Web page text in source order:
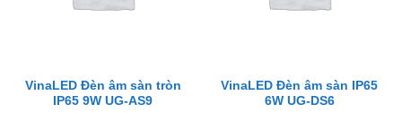
VinaLED Đèn âm sàn tròn
IP65 9W UG-AS9
VinaLED Đèn âm sàn IP65
6W UG-DS6